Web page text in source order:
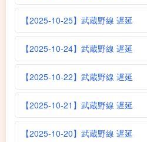
【2025-10-25】武蔵野線 遅延
【2025-10-24】武蔵野線 遅延
【2025-10-22】武蔵野線 遅延
【2025-10-21】武蔵野線 遅延
【2025-10-20】武蔵野線 遅延